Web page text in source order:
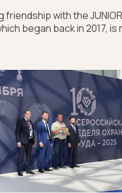
with the JUNIOR
began back in 2017, is